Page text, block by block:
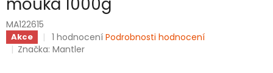
mouka 1000g
MA122615
Akce
Průměrné
hodnocení
1 hodnocení Podrobnosti hodnocení
Značka:Mantler